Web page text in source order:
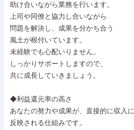
助け合いながら業務を行います。
上司や同僚と協力し合いながら
問題を解決し、成果を分かち合う
風土が根付いています。
未経験でも心配いりません。
しっかりサポートしますので、
共に成長していきましょう。
◆利益還元率の高さ
あなたの努力や成果が、直接的に収入に
反映される仕組みです。